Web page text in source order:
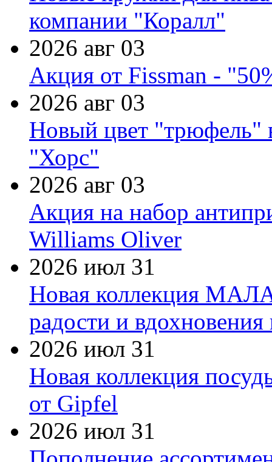
компании "Коралл"
2026 авг 03
Акция от Fissman -
2026 авг 03
Новый цвет "трюфель"
"Хорс"
2026 авг 03
Акция на набор
Williams Oliver
2026 июл 31
Новая коллекция
радости и
2026 июл 31
Новая коллекция
от Gipfel
2026 июл 31